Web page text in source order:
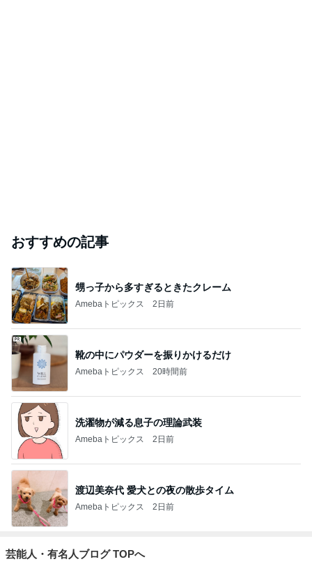
おすすめの記事
甥っ子から多すぎるときたクレーム
Amebaトピックス 2日前
靴の中にパウダーを振りかけるだけ
Amebaトピックス 20時間前
洗濯物が減る息子の理論武装
Amebaトピックス 2日前
渡辺美奈代 愛犬との夜の散歩タイム
Amebaトピックス 2日前
芸能人・有名人ブログ TOPへ